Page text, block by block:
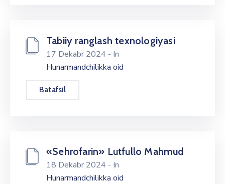
Tabiiy ranglash texnologiyasi
17 Dekabr 2024 - In
Hunarmandchilikka oid
Batafsil
«Sehrofarin» Lutfullo Mahmud
18 Dekabr 2024 - In
Hunarmandchilikka oid